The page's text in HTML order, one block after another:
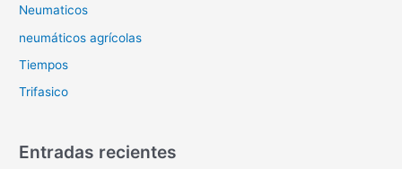
Neumaticos
neumáticos agrícolas
Tiempos
Trifasico
Entradas recientes